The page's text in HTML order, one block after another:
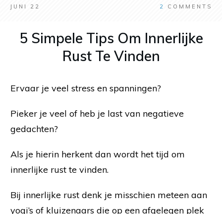
JUNI 22 2 COMMENTS
5 Simpele Tips Om Innerlijke
Rust Te Vinden
Ervaar je veel stress en spanningen?
Pieker je veel of heb je last van negatieve
gedachten?
Als je hierin herkent dan wordt het tijd om
innerlijke rust te vinden.
Bij innerlijke rust denk je misschien meteen aan
yogi’s of kluizenaars die op een afgelegen plek